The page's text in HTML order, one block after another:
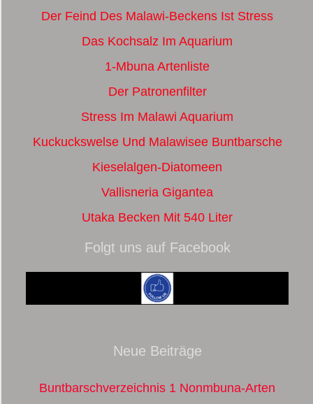
Der Feind Des Malawi-Beckens Ist Stress
Das Kochsalz Im Aquarium
1-Mbuna Artenliste
Der Patronenfilter
Stress Im Malawi Aquarium
Kuckuckswelse Und Malawisee Buntbarsche
Kieselalgen-Diatomeen
Vallisneria Gigantea
Utaka Becken Mit 540 Liter
Folgt uns auf Facebook
Neue Beiträge
Buntbarschverzeichnis 1 Nonmbuna-Arten